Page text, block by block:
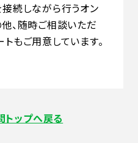
続しながら行うオン
、随時ご相談いただ
もご用意しています。
トップへ戻る